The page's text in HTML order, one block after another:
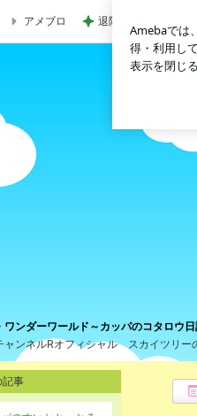
やだなぁ | カッパ・ワンダ
アメブロ 退院の夜に大きな発
ワンダーワールド～カッパのコタロウ
ャンネルRオフィシャル スカイツリー
記事